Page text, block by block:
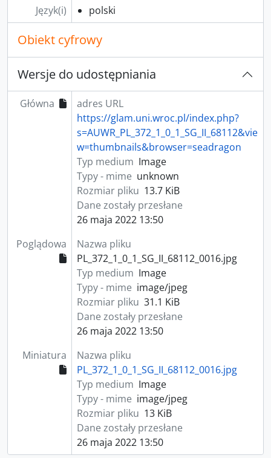
Język(i) polski
Obiekt cyfrowy
Wersje do udostępniania
Główna
adres URL
https://glam.uni.wroc.pl/index.php?
s=AUWR_PL_372_1_0_1_SG_II_68112&vie
w=thumbnails&browser=seadragon
Typ medium Image
Typy - mime unknown
Rozmiar pliku 13.7 KiB
Dane zostały przesłane
26 maja 2022 13:50
Poglądowa
Nazwa pliku
PL_372_1_0_1_SG_II_68112_0016.jpg
Typ medium Image
Typy - mime image/jpeg
Rozmiar pliku 31.1 KiB
Dane zostały przesłane
26 maja 2022 13:50
Miniatura
Nazwa pliku
PL_372_1_0_1_SG_II_68112_0016.jpg
Typ medium Image
Typy - mime image/jpeg
Rozmiar pliku 13 KiB
Dane zostały przesłane
26 maja 2022 13:50